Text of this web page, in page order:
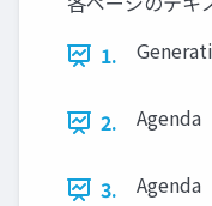
1.
2. Agenda
3. Agenda